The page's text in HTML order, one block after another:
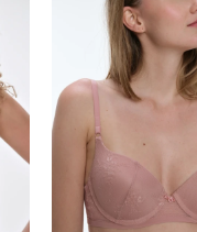
SELECCIONAR TALLE